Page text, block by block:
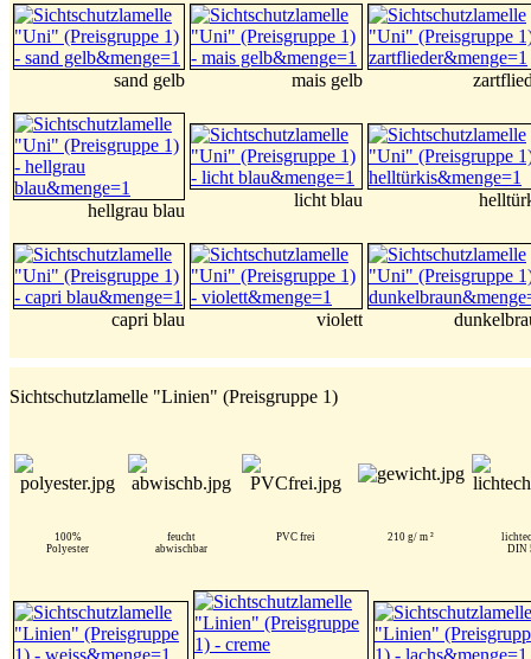
sand gelb mais gelb
hellgrau blau
licht blau
capri blau violett
Sichtschutzlamelle "Linien" (Preisgruppe 1)
100%
Polyester
feucht
abwischbar
PVC frei 210 g/ m ²
DIN